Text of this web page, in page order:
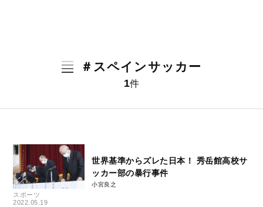
＃スペインサッカー
1件
スポーツ
2022.05.19
世界基準からズレた日本！ 秀岳館高校サ
ッカー部の暴行事件
小宮良之